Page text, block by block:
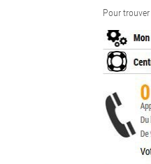
Pour